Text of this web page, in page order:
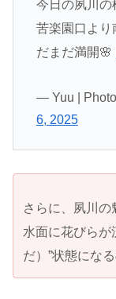
今日の夙川の
苦楽園口より
だまだ満開🌸
— Yuu |
6, 2025
さらに、夙川の
水面に花びらが
だ）”状態にな